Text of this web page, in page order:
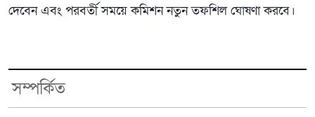
দেবেন এবং পরবর্তী সময়ে কমিশন নতুন তফশিল ঘোষণা করবে।
সম্পর্কিত